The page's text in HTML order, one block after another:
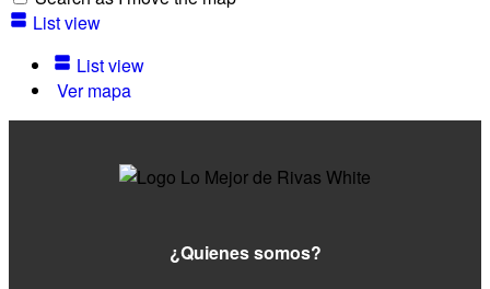
List view
List view
Ver mapa
¿Quienes somos?